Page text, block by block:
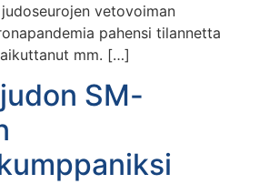
vetovoiman
pahensi tilannetta
mm. […]
SM-